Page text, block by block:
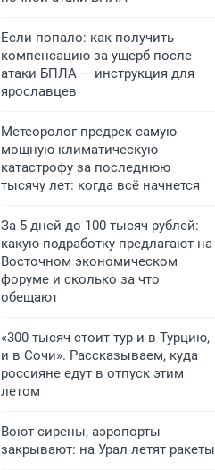
Если попало: как получить
компенсацию за ущерб после
атаки БПЛА — инструкция для
ярославцев
Метеоролог предрек самую
мощную климатическую
катастрофу за последнюю
тысячу лет: когда всё начнется
За 5 дней до 100 тысяч рублей:
какую подработку предлагают на
Восточном экономическом
форуме и сколько за что
обещают
«300 тысяч стоит тур и в Турцию,
и в Сочи». Рассказываем, куда
россияне едут в отпуск этим
летом
Воют сирены, аэропорты
закрывают: на Урал летят ракеты